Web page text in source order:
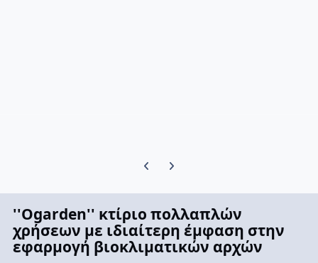
Previous carousel slide
Next carousel slide
''Ogarden'' κτίριο πολλαπλών
χρήσεων με ιδιαίτερη έμφαση στην
εφαρμογή βιοκλιματικών αρχών